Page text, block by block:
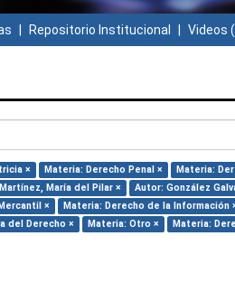
Repositorio Institucional Videos
× Materia: Derecho Penal × Materia:
María del Pilar ×
Autor: González
×
Materia: Derecho de la Información
del Derecho ×
Materia: Otro × Materia: